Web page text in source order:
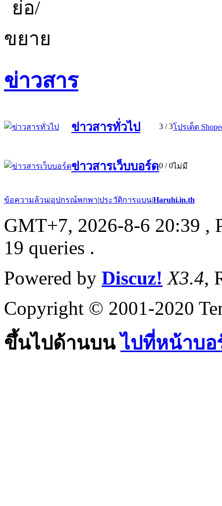
ข่าวสาร
ข่าวสารทั่วไป 3 / 3โปรเด็ด
ข่าวสารเว็บบอร์ด0 / 0ไม่มี
ข้อความล้วน|อุปกรณ์พกพา|ประวัติการแบน|Haruhi.in.th
GMT+7, 2026-8-6 20:39 ,
19 queries .
Powered by Discuz! X3.4,
Copyright © 2001-2020
ขึ้นไปด้านบน ไปที่หน้าบอ